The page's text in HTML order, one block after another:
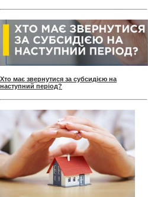
Хто має звернутися за субсидією на
наступний період?